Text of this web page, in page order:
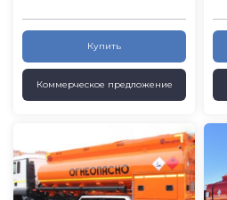
Купить
Коммерческое предложение